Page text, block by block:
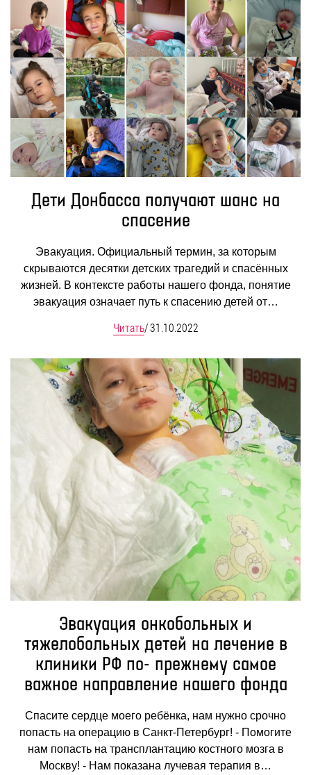
Дети Донбасса получают шанс на
спасение
Эвакуация. Официальный термин, за которым
скрываются десятки детских трагедий и спасённых
жизней. В контексте работы нашего фонда, понятие
эвакуация означает путь к спасению детей от…
Читать/31.10.2022
Эвакуация онкобольных и
тяжелобольных детей на лечение в
клиники РФ по- прежнему самое
важное направление нашего фонда
Спасите сердце моего ребёнка, нам нужно срочно
попасть на операцию в Санкт-Петербург! - Помогите
нам попасть на трансплантацию костного мозга в
Москву! - Нам показана лучевая терапия в…